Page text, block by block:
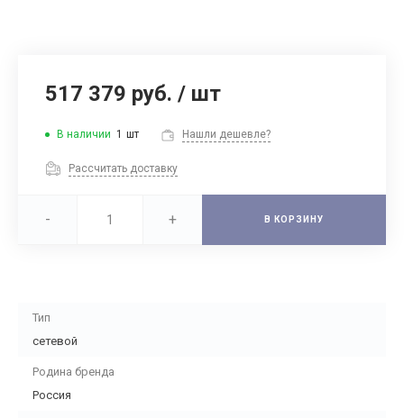
517 379 руб. / шт
В наличии 1 шт Нашли дешевле?
Рассчитать доставку
- + В КОРЗИНУ
Тип
сетевой
Родина бренда
Россия